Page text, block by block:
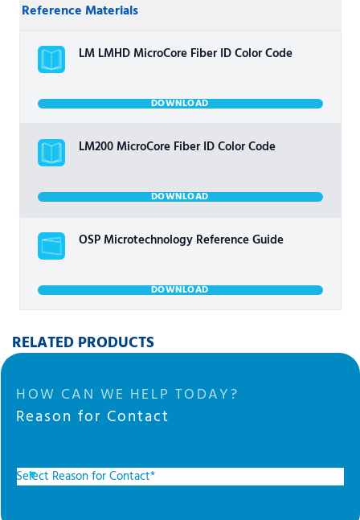
Reference Materials
LM LMHD MicroCore Fiber ID Color Code
DOWNLOAD
LM200 MicroCore Fiber ID Color Code
DOWNLOAD
OSP Microtechnology Reference Guide
DOWNLOAD
RELATED PRODUCTS
HOW CAN WE HELP TODAY?
Reason for Contact